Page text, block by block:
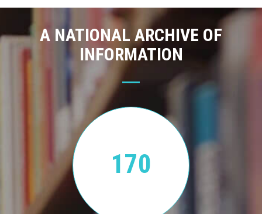
A NATIONAL ARCHIVE OF
INFORMATION
170